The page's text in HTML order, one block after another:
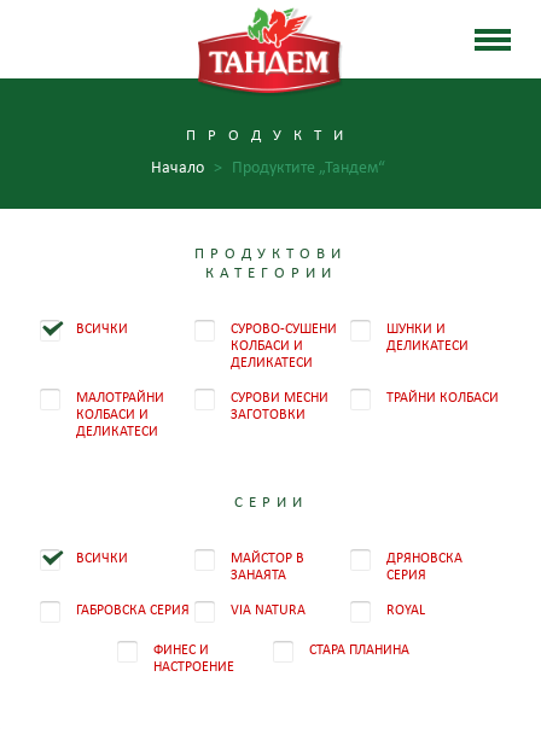
ПРОДУКТИ
Начало > Продуктите „Тандем“
ПРОДУКТОВИ
КАТЕГОРИИ
ВСИЧКИ
СУРОВО-СУШЕНИ
КОЛБАСИ И
ДЕЛИКАТЕСИ
ШУНКИ И
ДЕЛИКАТЕСИ
МАЛОТРАЙНИ
КОЛБАСИ И
ДЕЛИКАТЕСИ
СУРОВИ МЕСНИ
ЗАГОТОВКИ
ТРАЙНИ КОЛБАСИ
СЕРИИ
ВСИЧКИ
МАЙСТОР В
ЗАНАЯТА
ДРЯНОВСКА
СЕРИЯ
ГАБРОВСКА СЕРИЯ VIA NATURA ROYAL
ФИНЕС И
НАСТРОЕНИЕ
СТАРА ПЛАНИНА